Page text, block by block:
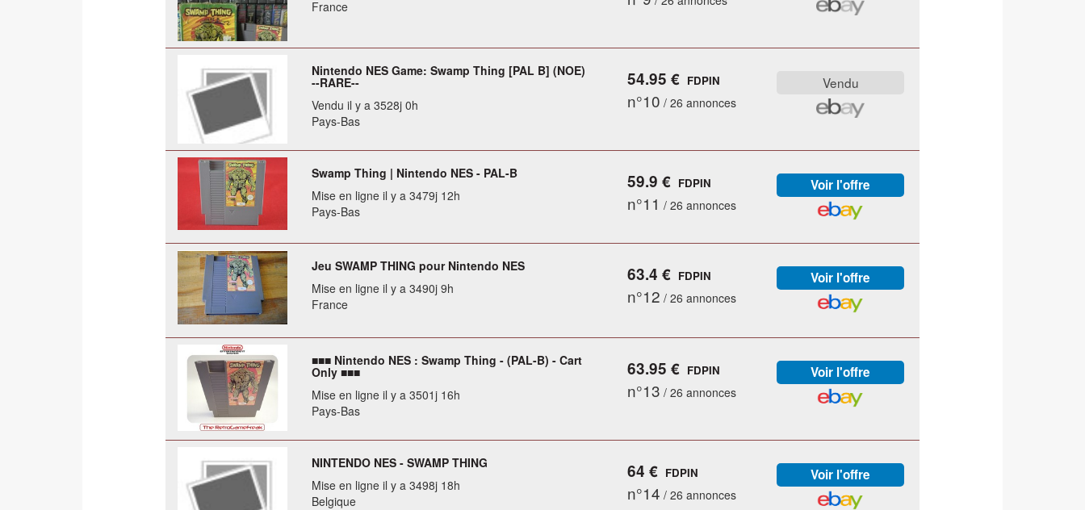
France
Nintendo NES Game: Swamp Thing [PAL B] (NOE)
--RARE--
Vendu il y a 3528j 0h
Pays-Bas
54.95 € FDPIN
n°10 / 26 annonces
Swamp Thing | Nintendo NES - PAL-B
Mise en ligne il y a 3479j 12h
Pays-Bas
59.9 € FDPIN
n°11 / 26 annonces
Jeu SWAMP THING pour Nintendo NES
Mise en ligne il y a 3490j 9h
France
63.4 € FDPIN
n°12 / 26 annonces
■■■ Nintendo NES : Swamp Thing - (PAL-B) - Cart
Only ■■■
Mise en ligne il y a 3501j 16h
Pays-Bas
63.95 € FDPIN
n°13 / 26 annonces
NINTENDO NES - SWAMP THING
Mise en ligne il y a 3498j 18h
Belgique
64 € FDPIN
n°14 / 26 annonces